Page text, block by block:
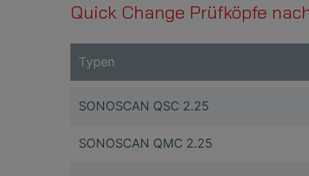
Quick Change Prüfköpfe
Typen
SONOSCAN QSC 2.25
SONOSCAN QMC 2.25